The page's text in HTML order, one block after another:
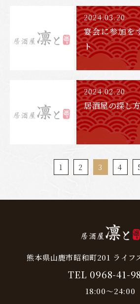
2024.03.20
宴会に参加を
ト
2024.02.20
居酒屋の探し
1 2 3 4
熊本県山鹿市昭和町201 ライフ
TEL 0968-41-
18:00～24:00